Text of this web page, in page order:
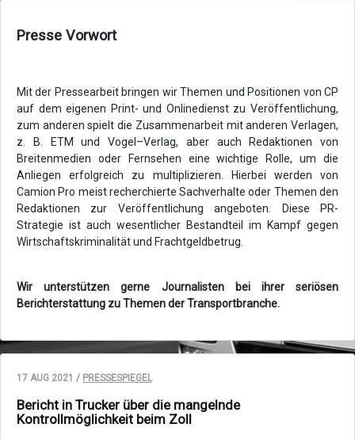
Presse Vorwort
Mit der Pressearbeit bringen wir Themen und Positionen von CP
auf dem eigenen Print- und Onlinedienst zu Veröffentlichung,
zum anderen spielt die Zusammenarbeit mit anderen Verlagen,
z. B. ETM und Vogel–Verlag, aber auch Redaktionen von
Breitenmedien oder Fernsehen eine wichtige Rolle, um die
Anliegen erfolgreich zu multiplizieren. Hierbei werden von
Camion Pro meist recherchierte Sachverhalte oder Themen den
Redaktionen zur Veröffentlichung angeboten. Diese PR-
Strategie ist auch wesentlicher Bestandteil im Kampf gegen
Wirtschaftskriminalität und Frachtgeldbetrug.
Wir unterstützen gerne Journalisten bei ihrer seriösen
Berichterstattung zu Themen der Transportbranche.
17 AUG 2021 / PRESSESPIEGEL
Bericht in Trucker über die mangelnde
Kontrollmöglichkeit beim Zoll